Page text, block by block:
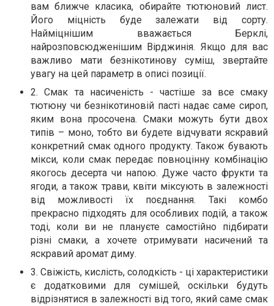
вам ближче класика, обирайте тютюновий лист.
Його міцність буде залежати від сорту.
Найміцнішим вважається Берклі,
найрозповсюдженішим Вірджинія. Якщо для вас
важливо мати безнікотинову суміш, звертайте
увагу на цей параметр в описі позиції.
2. Смак та насиченість - частіше за все смаку
тютюну чи безнікотиновій пасті надає саме сироп,
яким вона просочена. Смаки можуть бути двох
типів – моно, тобто ви будете відчувати яскравий
конкретний смак одного продукту. Також бувають
мікси, коли смак передає повноцінну комбінацію
якогось десерта чи напою. Дуже часто фрукти та
ягоди, а також трави, квіти міксують в залежності
від можливості їх поєднання. Такі комбо
прекрасно підходять для особливих подій, а також
тоді, коли ви не плануєте самостійно підбирати
різні смаки, а хочете отримувати насичений та
яскравий аромат диму.
3. Свіжість, кислість, солодкість - ці характеристики
є додатковими для сумішей, оскільки будуть
відрізнятися в залежності від того, який саме смак